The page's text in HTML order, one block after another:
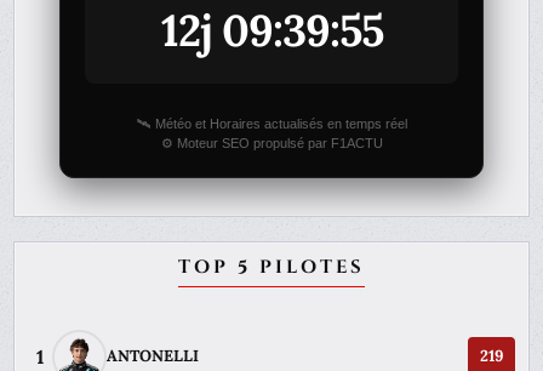
12j 09:39:55
🛰️ Météo et Horaires actualisés en temps réel
⚙️ Moteur SEO propulsé par F1ACTU
TOP 5 PILOTES
1 ANTONELLI 219